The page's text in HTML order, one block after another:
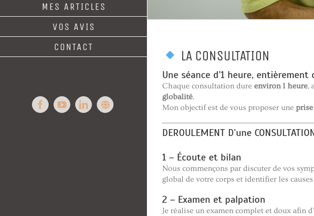
MES ARTICLES
VOS AVIS
CONTACT
FacebookYouTubeLinkedInSyntoni
LA CONSULTATION
Une séance d’1 heure,
Chaque consultation dure environ 1 heure,
globalité.
Mon objectif est de vous proposer une
DEROULEMENT D’une
1 – Écoute et bilan
Nous commençons par discuter de vos
global de votre corps et identifier les
2 – Examen et palpation
Je réalise un examen complet et doux afin